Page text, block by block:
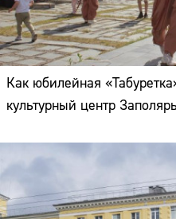
Как юбилейная
культурный центр